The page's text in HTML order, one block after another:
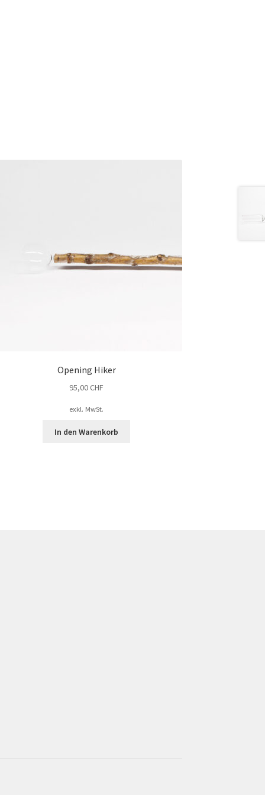
Opening Hiker
95,00CHF
exkl. MwSt.
In den Warenkorb